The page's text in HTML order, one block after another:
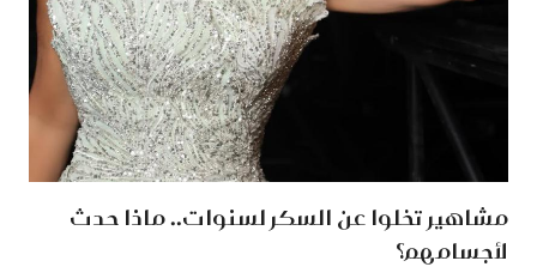
مشاهير تخلوا عن السكر لسنوات.. ماذا حدث
لأجسامهم؟